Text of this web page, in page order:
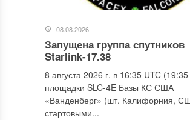
08.08.2026
Запущена группа спутников
Starlink-17.38
8 августа 2026 г. в 16:35 UTC
площадки SLC-4E Базы КС США
«Ванденберг» (шт. Калифорния,
стартовыми...